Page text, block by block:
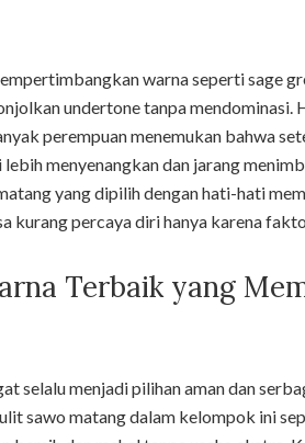
warna seperti sage
undertone tanpa mendominasi.
perempuan menemukan bahwa
menyenangkan dan jarang
yang dipilih dengan hati-hati
kurang percaya diri hanya karena
Terbaik yang
selalu menjadi pilihan aman dan
sawo matang dalam kelompok ini